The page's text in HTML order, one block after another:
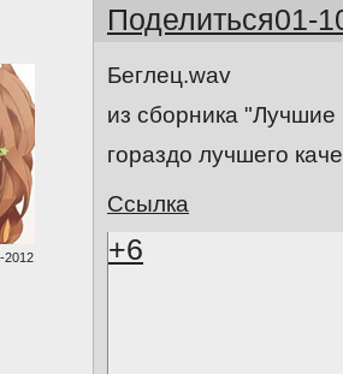
Поделиться01-
2012
Беглец.wav
из сборника
гораздо лучшего
Ссылка
+6